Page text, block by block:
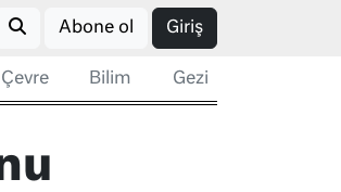
Abone ol Giriş
Çevre Bilim Gezi